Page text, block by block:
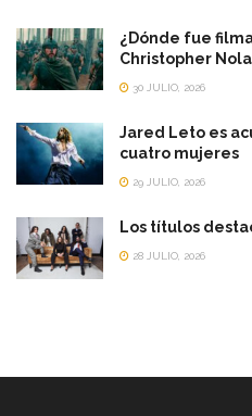
¿Dónde fue
Christopher
30 JULIO, 2026
Jared Leto es
cuatro mujeres
29 JULIO, 2026
Los títulos
28 JULIO, 2026